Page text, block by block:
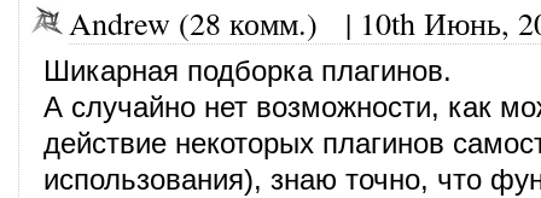
Andrew (28 комм.) | 10th Июнь,
Шикарная подборка плагинов.
А случайно нет возможности, как
действие некоторых плагинов
использования), знаю точно, что